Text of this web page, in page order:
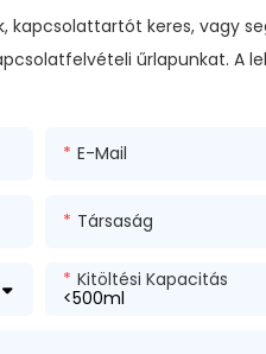
kapcsolattartót keres, vagy
űrlapunkat. A
E-Mail
Társaság
Kitöltési Kapacitás